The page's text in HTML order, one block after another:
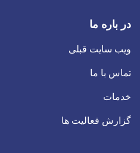
در باره ما
ویب سایت قبلی
تماس با ما
خدمات
گزارش فعالیت ها